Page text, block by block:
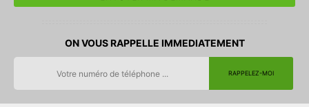
ON VOUS RAPPELLE IMMEDIATEMENT